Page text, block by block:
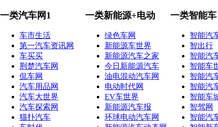
一类汽车网1
车市生活
第一汽车资讯网
车买买
荆楚汽车网
侃车网
汽车用品网
汽车大世界
汽车探索网
猫扑汽车
一类新能源+电动
绿色车网
新能源车世界
新能源汽车之家
今日新能源汽车
油电混动汽车网
电动时代网
EV车世界
新能源汽车报
环球电动汽车网
一类智能车
智能汽
智出行
智能汽
智能车
智能汽
智能汽
智能车
智驾网
智能汽